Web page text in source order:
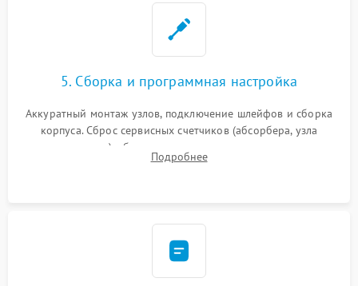
5. Сборка и программная настройка
Аккуратный монтаж узлов, подключение шлейфов и сборка
корпуса. Сброс сервисных счетчиков (абсорбера, узла
закрепления), обновление прошивки и программная
калибровка цветопередачи и позиционирования сканера.
Подробнее